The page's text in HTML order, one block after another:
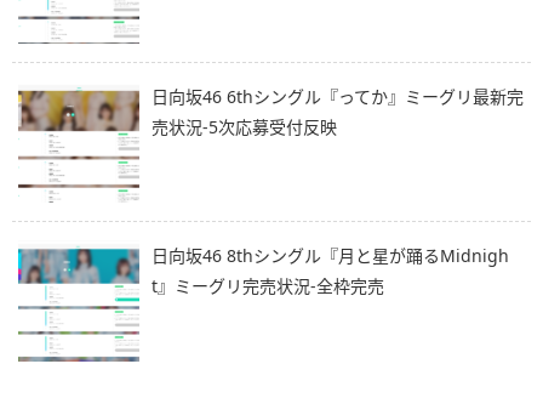
日向坂46 6thシングル『ってか』ミーグリ最新完
売状況-5次応募受付反映
日向坂46 8thシングル『月と星が踊るMidnigh
t』ミーグリ完売状況-全枠完売